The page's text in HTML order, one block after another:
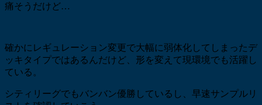
痛そうだけど…
確かにレギュレーション変更で大幅に弱体化してしまったデ
ッキタイプではあるんだけど、形を変えて現環境でも活躍し
ている。
シティリーグでもバンバン優勝しているし、早速サンプルリ